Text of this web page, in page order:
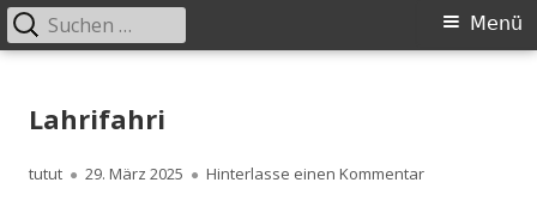
zum
Primäres
Menü
Suchen
nach:
Lahrifahri
Autor
tutut
Veröffentlicht
29. März 2025 Hinterlasse einen Kommentarzu Lahrifahri